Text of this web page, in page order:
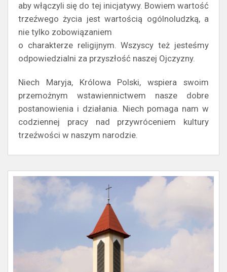
aby włączyli się do tej inicjatywy. Bowiem wartość
trzeźwego życia jest wartością ogólnoludzką, a
nie tylko zobowiązaniem
o charakterze religijnym. Wszyscy też jesteśmy
odpowiedzialni za przyszłość naszej Ojczyzny.
Niech Maryja, Królowa Polski, wspiera swoim
przemożnym wstawiennictwem nasze dobre
postanowienia i działania. Niech pomaga nam w
codziennej pracy nad przywróceniem kultury
trzeźwości w naszym narodzie.